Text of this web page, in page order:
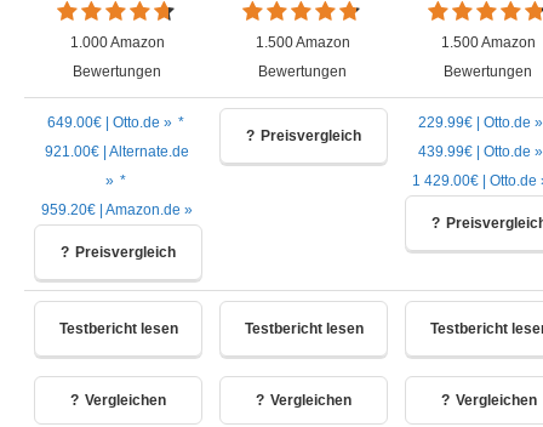
1.000 Amazon
Bewertungen
1.500 Amazon
Bewertungen
1.500 Amazon
Bewertungen
649.00€ | Otto.de »
921.00€ | Alternate.de
»
959.20€ | Amazon.de »
Preisvergleich
Preisvergleich
229.99€ | Otto.de »
439.99€ | Otto.de »
1 429.00€ | Otto.de
Testbericht lesen
Vergleichen
Testbericht lesen
Vergleichen
Testbericht
Vergleichen